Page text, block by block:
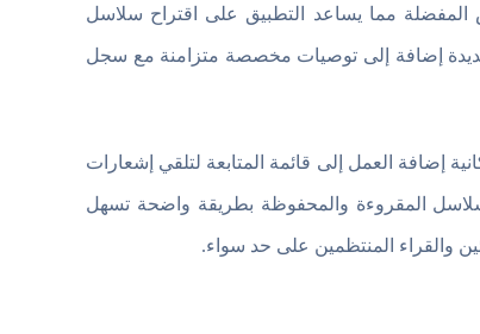
المفضلة مما يساعد التطبيق على اقتراح سلاسل
إضافة إلى توصيات مخصصة متزامنة مع سجل
إضافة العمل إلى قائمة المتابعة لتلقي إشعارات
المقروءة والمحفوظة بطريقة واضحة تسهل
والقراء المنتظمين على حد سواء.